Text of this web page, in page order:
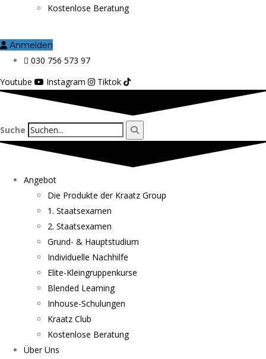
Kostenlose Beratung
Anmelden
030 756 573 97
Youtube
Instagram Tiktok
Suche
Angebot
Die Produkte der Kraatz Group
1. Staatsexamen
2. Staatsexamen
Grund- & Hauptstudium
Individuelle Nachhilfe
Elite-Kleingruppenkurse
Blended Learning
Inhouse-Schulungen
Kraatz Club
Kostenlose Beratung
Über Uns